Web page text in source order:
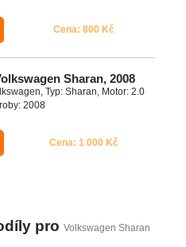
Cena: 800 Kč
Sharan, 2008
Typ: Sharan, Motor: 2.0
2008
Cena: 1 000 Kč
pro Volkswagen Sharan